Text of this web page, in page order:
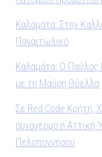
Καλαμάτα: Στην
Παναιτωλικό
Καλαμάτα: Ο Παύλος
με τη Μαύρη Θύελλα
Σε Red Code Κρήτη,
συναγερμό η
Πελοποννήσου